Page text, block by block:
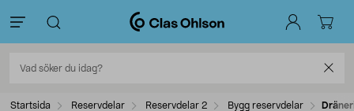
Startsida Reservdelar Reservdelar 2 Bygg reservdelar